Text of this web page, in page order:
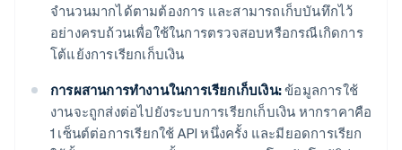
จำนวนมากได้ตามต้องการ และสามารถเก็บบันทึกไว้
อย่างครบถ้วนเพื่อใช้ในการตรวจสอบหรือกรณีเกิดการ
โต้แย้งการเรียกเก็บเงิน
การผสานการทำงานในการเรียกเก็บเงิน:ข้อมูลการใช้
งานจะถูกส่งต่อไปยังระบบการเรียกเก็บเงิน หากราคาคือ
1 เซ็นต์ต่อการเรียกใช้ API หนึ่งครั้ง และมียอดการเรียก